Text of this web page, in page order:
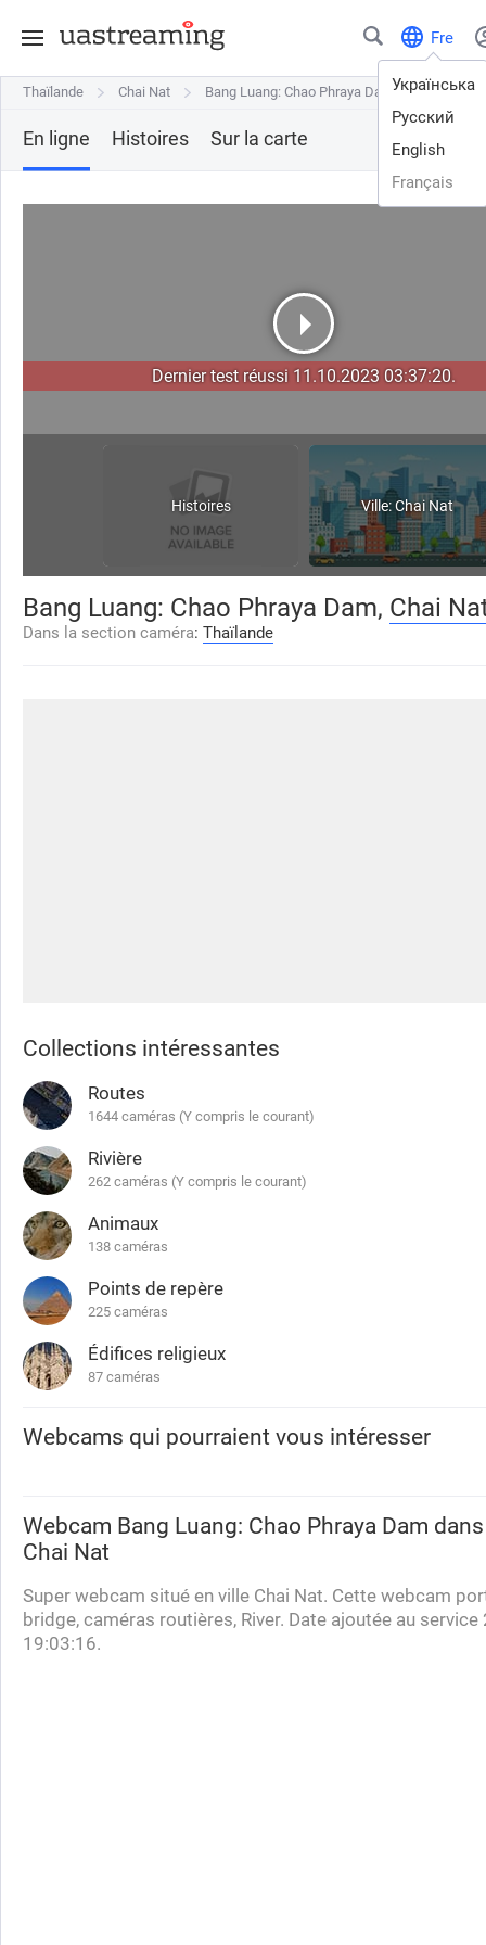
Fre
Українська
Русский
English
Français
Thaïlande Chai Nat Bang Luang: Chao Phraya Dam
Thaïlande Chai Nat Bang Luang: Chao Phraya Dam
En ligne Histoires Sur la carte
Dernier test réussi 11.10.2023 03:37:20.
Histoires Ville: Chai Nat
Bang Luang: Chao Phraya Dam, Chai
Dans la section caméra: Thaïlande
Collections intéressantes
Routes
1644 caméras (Y compris le courant)
Rivière
262 caméras (Y compris le courant)
Animaux
138 caméras
Points de repère
225 caméras
Édifices religieux
87 caméras
Webcams qui pourraient vous intéresser
Webcam Bang Luang: Chao Phraya Dam
Chai Nat
Super webcam situé en ville Chai Nat. Cette webcam
bridge, caméras routières, River. Date ajoutée au
19:03:16.